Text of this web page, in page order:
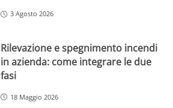
3 Agosto 2026
Rilevazione e spegnimento incendi
in azienda: come integrare le due
fasi
18 Maggio 2026